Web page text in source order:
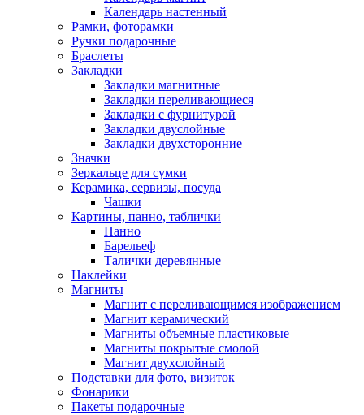
Календарь настенный
Рамки, фоторамки
Ручки подарочные
Браслеты
Закладки
Закладки магнитные
Закладки переливающиеся
Закладки с фурнитурой
Закладки двуслойные
Закладки двухсторонние
Значки
Зеркальце для сумки
Керамика, сервизы, посуда
Чашки
Картины, панно, таблички
Панно
Барельеф
Талички деревянные
Наклейки
Магниты
Магнит с переливающимся изображением
Магнит керамический
Магниты объемные пластиковые
Магниты покрытые смолой
Магнит двухслойный
Подставки для фото, визиток
Фонарики
Пакеты подарочные